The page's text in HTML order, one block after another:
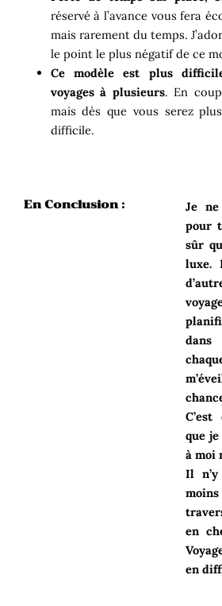
réservé à l’avance vous fera
mais rarement du temps.
le point le plus négatif de ce
Ce modèle est plus
voyages à plusieurs. En
mais dès que vous serez
difficile.
En Conclusion :
Je
pour
sûr
luxe.
dans
que
à moi
Il
en
en